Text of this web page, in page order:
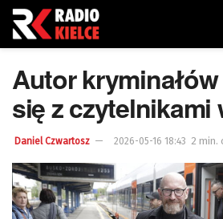
Autor
się z czytelnikami
Daniel Czwartosz 2026-05-16 18:43 2 min.